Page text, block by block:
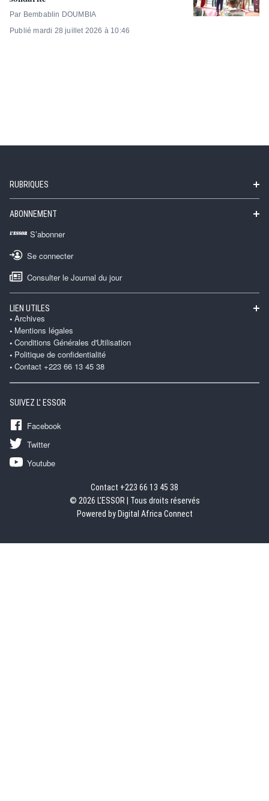
Par Bembablin DOUMBIA
Publié mardi 28 juillet 2026 à 10:46
RUBRIQUES
ABONNEMENT
S’abonner
Se connecter
Consulter le Journal du jour
LIEN UTILES
Archives
Mentions légales
Conditions Générales d'Utilisation
Politique de confidentialité
Contact +223 66 13 45 38
SUIVEZ L' ESSOR
Facebook
Twitter
Youtube
Contact +223 66 13 45 38
© 2026 L'ESSOR | Tous droits réservés
Powered by Digital Africa Connect